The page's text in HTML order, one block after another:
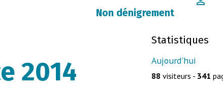
Non dénigrement
2014
Statistiques
Aujourd'hui
88 visiteurs - 341